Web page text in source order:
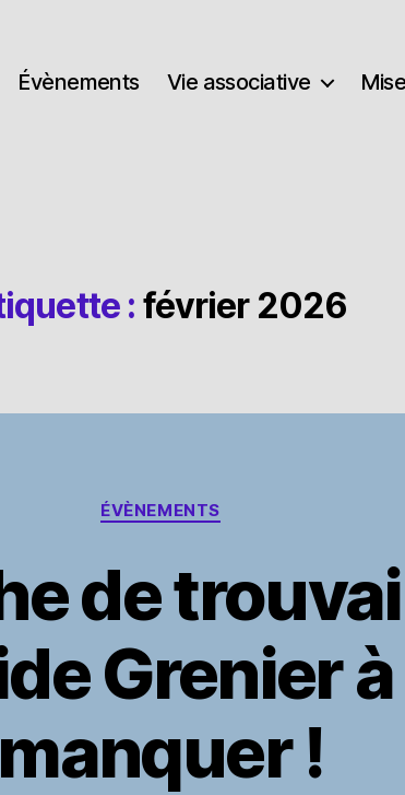
Évènements Vie associative
: février 2026
Catégories
ÉVÈNEMENTS
de
Grenier
manquer !